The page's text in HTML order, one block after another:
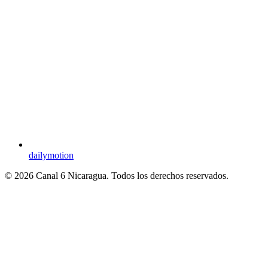
dailymotion
© 2026 Canal 6 Nicaragua. Todos los derechos reservados.